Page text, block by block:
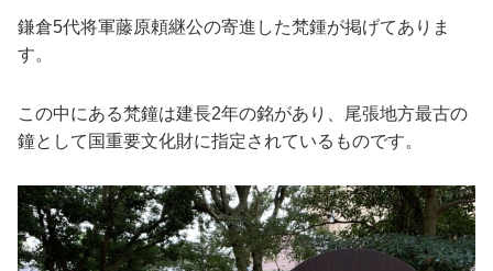
鎌倉5代将軍藤原頼継公の寄進した梵鍾が掲げてありま
す。
この中にある梵鐘は建長2年の銘があり、尾張地方最古の
鐘として国重要文化財に指定されているものです。